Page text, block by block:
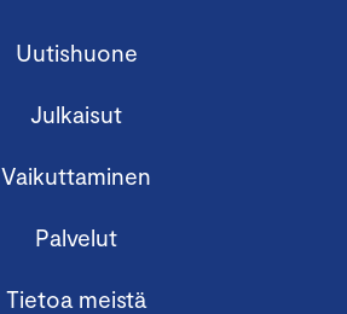
Uutishuone
Julkaisut
Vaikuttaminen
Palvelut
Tietoa meistä